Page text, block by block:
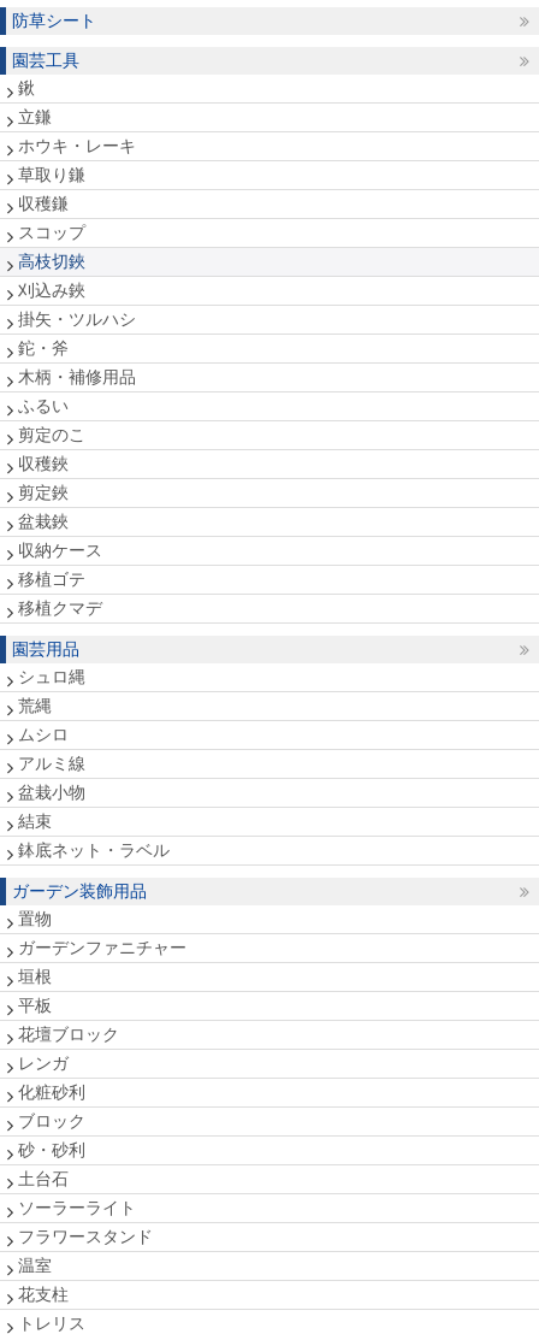
防草シート
園芸工具
鍬
立鎌
ホウキ・レーキ
草取り鎌
収穫鎌
スコップ
高枝切鋏
刈込み鋏
掛矢・ツルハシ
鉈・斧
木柄・補修用品
ふるい
剪定のこ
収穫鋏
剪定鋏
盆栽鋏
収納ケース
移植ゴテ
移植クマデ
園芸用品
シュロ縄
荒縄
ムシロ
アルミ線
盆栽小物
結束
鉢底ネット・ラベル
ガーデン装飾用品
置物
ガーデンファニチャー
垣根
平板
花壇ブロック
レンガ
化粧砂利
ブロック
砂・砂利
土台石
ソーラーライト
フラワースタンド
温室
花支柱
トレリス